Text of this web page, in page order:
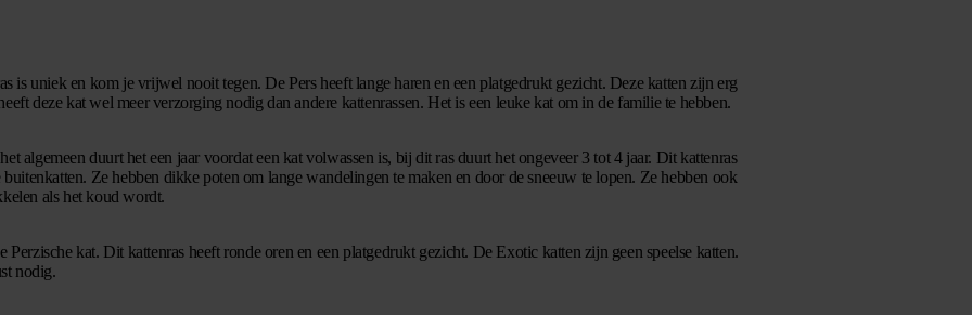
is uniek en kom je vrijwel nooit tegen. De Pers heeft lange haren en een platgedrukt gezicht. Deze katten zijn erg
deze kat wel meer verzorging nodig dan andere kattenrassen. Het is een leuke kat om in de familie te hebben.
algemeen duurt het een jaar voordat een kat volwassen is, bij dit ras duurt het ongeveer 3 tot 4 jaar. Dit kattenras
Ze hebben dikke poten om lange wandelingen te maken en door de sneeuw te lopen. Ze hebben ook
als het koud wordt.
kat. Dit kattenras heeft ronde oren en een platgedrukt gezicht. De Exotic katten zijn geen speelse katten.
nodig.